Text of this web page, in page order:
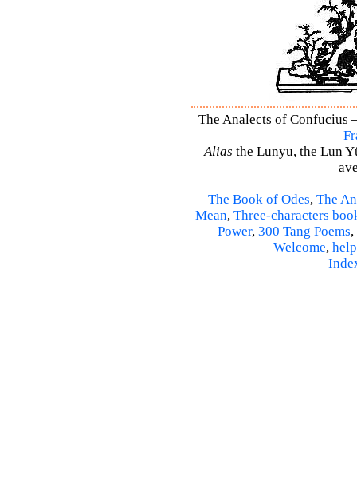
The Analects of Confucius
Alias the Lunyu, the Lun
The Book of Odes, The
Mean, Three-characters
Power, 300 Tang Poems,
Welcome, help